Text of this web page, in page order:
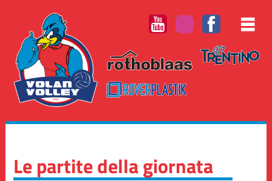
Le partite della giornata